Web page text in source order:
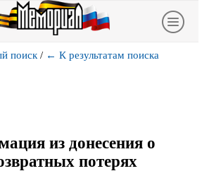
поиск / ← К результатам поиска
из донесения о
потерях